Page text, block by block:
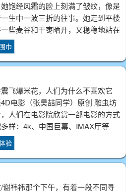
饱经风霜的脸上刻满了皱纹，像是
生中一波三折的往事。她走到平楼
一些麦谷和干枣晒开，又稳稳地站在
被温暖的阳光温柔以待。医生的诊
了老年痴呆，行为迟缓，记忆力下
忘记许多东西，包括她的亲人。只
围巾
飞爆米花，人们为什么不喜欢它
电影（张昊喆同学）原创 雕虫坊
人们在电影院欣赏一部电影的方式
样：4k、中国巨幕、IMAX厅等
有一个选项几乎已经不怎么进入大
：4D影厅。“4D电影”在刚进入大
时候，是一个极其新鲜
验
谢祎祎那个下午，有着一段不同寻